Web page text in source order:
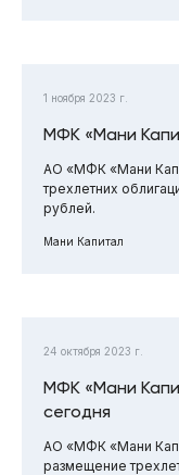
1 ноября 2023 г.
МФК «Мани
АО «МФК «Мани
трехлетних
рублей.
Мани Капитал
24 октября 2023 г.
МФК «Мани
сегодня
АО «МФК «Мани
размещение